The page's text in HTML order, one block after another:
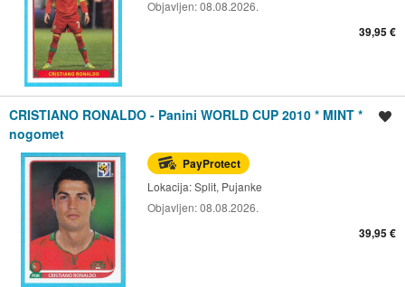
Objavljen:08.08.2026.
39,95 €
CRISTIANO RONALDO - Panini WORLD CUP 2010 * MINT *
nogomet
PayProtect
Lokacija:Split, Pujanke
Objavljen:08.08.2026.
39,95 €